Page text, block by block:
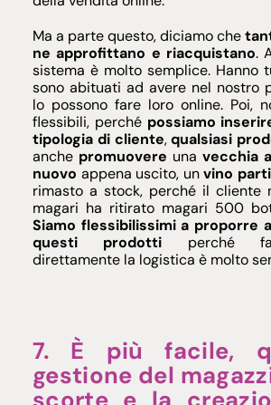
Ma a parte questo, diciamo che
ne approfittano e riacquistano.
sistema è molto semplice. Hanno
sono abituati ad avere nel nostro
lo possono fare loro online. Poi,
flessibili, perchépossiamo
tipologia di cliente,qualsiasi
anche promuovere una vecchia
nuovo appena uscito, unvino
rimasto a stock, perché il cliente
magari ha ritirato magari 500
Siamo flessibilissimi a proporre
questi prodotti perché
direttamente la logistica è molto
7. È più facile,
gestione del